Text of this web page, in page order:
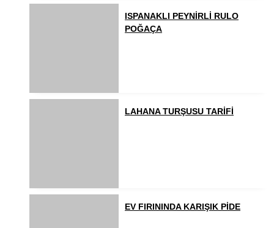
ISPANAKLI PEYNİRLİ RULO
POĞAÇA
LAHANA TURŞUSU TARİFİ
EV FIRININDA KARIŞIK PİDE